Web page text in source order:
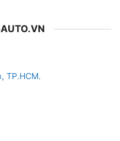
khác nhau, nâng cao
tầm trung nhưng sở
khúc:
HD, cường lực 2.5D
TP.HCM.